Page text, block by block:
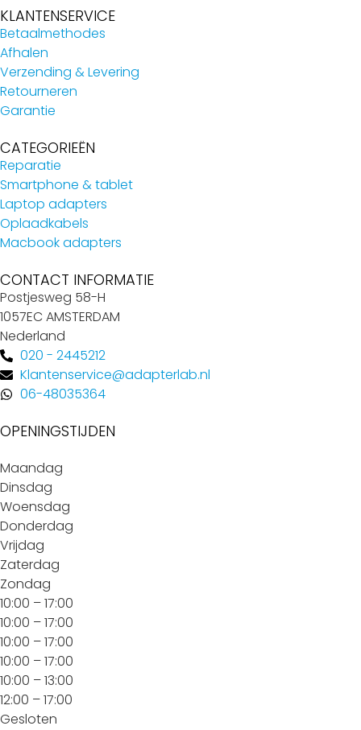
KLANTENSERVICE
Betaalmethodes
Afhalen
Verzending & Levering
Retourneren
Garantie
CATEGORIEËN
Reparatie
Smartphone & tablet
Laptop adapters
Oplaadkabels
Macbook adapters
CONTACT INFORMATIE
Postjesweg 58-H
1057EC AMSTERDAM
Nederland
020 - 2445212
Klantenservice@adapterlab.nl
06-48035364
OPENINGSTIJDEN
Maandag
Dinsdag
Woensdag
Donderdag
Vrijdag
Zaterdag
Zondag
10:00 – 17:00
10:00 – 17:00
10:00 – 17:00
10:00 – 17:00
10:00 – 13:00
12:00 – 17:00
Gesloten